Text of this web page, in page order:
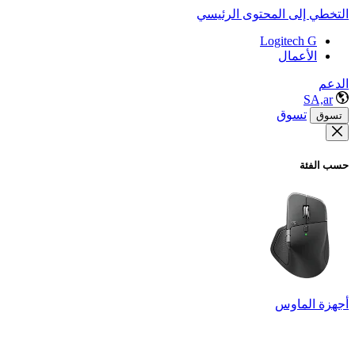
التخطي إلى المحتوى الرئيسي
Logitech G
الأعمال
الدعم
SA,ar
تسوق تسوق
حسب الفئة
أجهزة الماوس